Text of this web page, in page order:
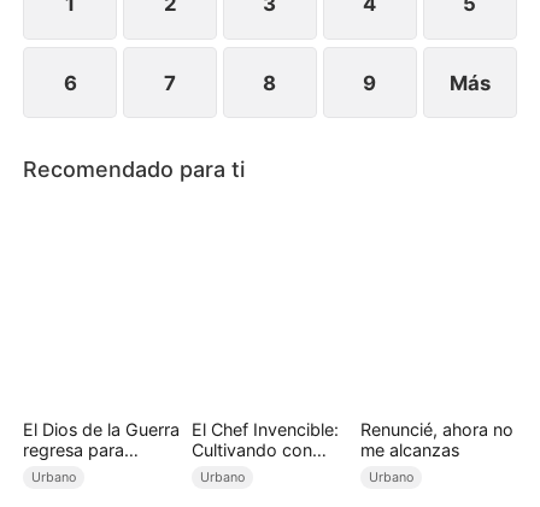
6 7 8 9 Más
Recomendado para ti
El Dios de la Guerra
regresa para
recuperar a su
Urbano
El Chef Invencible:
Cultivando con
Arroz Frito
Urbano
Renuncié, ahora no
me alcanzas
Urbano